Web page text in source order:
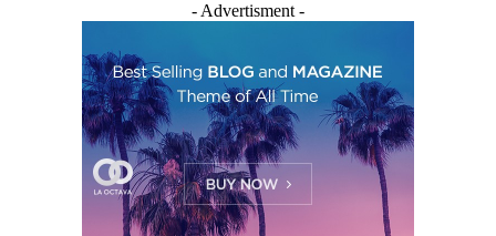
- Advertisment -